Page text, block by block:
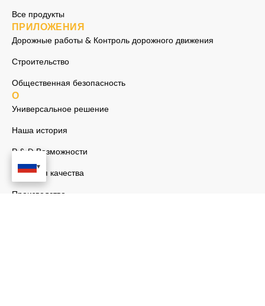
Все продукты
ПРИЛОЖЕНИЯ
Дорожные работы & Контроль дорожного движения
Строительство
Общественная безопасность
О
Универсальное решение
Наша история
Р & D Возможности
Гарантия качества
Производство